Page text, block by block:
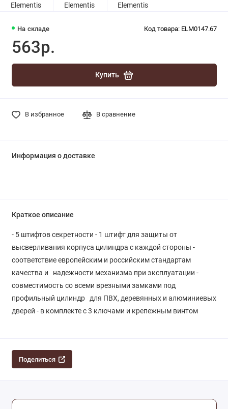
На складе Код товара: ELM0147.67
563р.
Купить
В избранное В сравнение
Информация о доставке
Краткое описание
- 5 штифтов секретности - 1 штифт для защиты от
высверливания корпуса цилиндра с каждой стороны -
соответствие европейским и российским стандартам
качества и надежности механизма при эксплуатации -
совместимость со всеми врезными замками под
профильный цилиндр для ПВХ, деревянных и алюминиевых
дверей - в комплекте с 3 ключами и крепежным винтом
Поделиться